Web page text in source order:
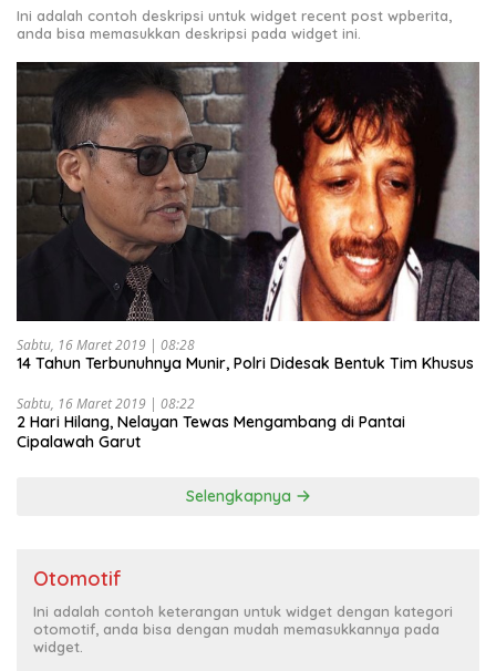
Ini adalah contoh deskripsi untuk widget recent post wpberita,
anda bisa memasukkan deskripsi pada widget ini.
Sabtu, 16 Maret 2019 | 08:28
14 Tahun Terbunuhnya Munir, Polri Didesak Bentuk Tim Khusus
Sabtu, 16 Maret 2019 | 08:22
2 Hari Hilang, Nelayan Tewas Mengambang di Pantai
Cipalawah Garut
Selengkapnya
Otomotif
Ini adalah contoh keterangan untuk widget dengan kategori
otomotif, anda bisa dengan mudah memasukkannya pada
widget.